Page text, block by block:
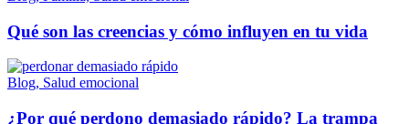
Qué son las creencias y cómo influyen en tu vida
Blog, Salud emocional
¿Por qué perdono demasiado rápido? La trampa